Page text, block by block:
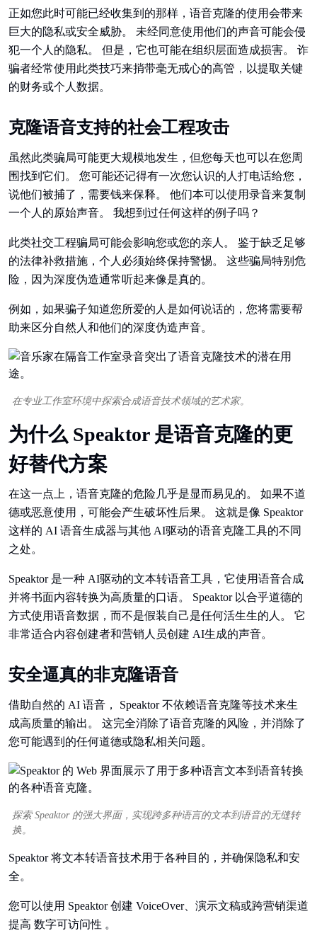
正如您此时可能已经收集到的那样，语音克隆的使用会带来
巨大的隐私或安全威胁。 未经同意使用他们的声音可能会侵
犯一个人的隐私。 但是，它也可能在组织层面造成损害。 诈
骗者经常使用此类技巧来捎带毫无戒心的高管，以提取关键
的财务或个人数据。
克隆语音支持的社会工程攻击
虽然此类骗局可能更大规模地发生，但您每天也可以在您周
围找到它们。 您可能还记得有一次您认识的人打电话给您，
说他们被捕了，需要钱来保释。 他们本可以使用录音来复制
一个人的原始声音。 我想到过任何这样的例子吗？
此类社交工程骗局可能会影响您或您的亲人。 鉴于缺乏足够
的法律补救措施，个人必须始终保持警惕。 这些骗局特别危
险，因为深度伪造通常听起来像是真的。
例如，如果骗子知道您所爱的人是如何说话的，您将需要帮
助来区分自然人和他们的深度伪造声音。
在专业工作室环境中探索合成语音技术领域的艺术家。
为什么 Speaktor 是语音克隆的更
好替代方案
在这一点上，语音克隆的危险几乎是显而易见的。 如果不道
德或恶意使用，可能会产生破坏性后果。 这就是像 Speaktor
这样的 AI 语音生成器与其他 AI驱动的语音克隆工具的不同
之处。
Speaktor 是一种 AI驱动的文本转语音工具，它使用语音合成
并将书面内容转换为高质量的口语。 Speaktor 以合乎道德的
方式使用语音数据，而不是假装自己是任何活生生的人。 它
非常适合内容创建者和营销人员创建 AI生成的声音。
安全逼真的非克隆语音
借助自然的 AI 语音， Speaktor 不依赖语音克隆等技术来生
成高质量的输出。 这完全消除了语音克隆的风险，并消除了
您可能遇到的任何道德或隐私相关问题。
探索 Speaktor 的强大界面，实现跨多种语言的文本到语音的无缝转
换。
Speaktor 将文本转语音技术用于各种目的，并确保隐私和安
全。
您可以使用 Speaktor 创建 VoiceOver、演示文稿或跨营销渠道
提高 数字可访问性 。